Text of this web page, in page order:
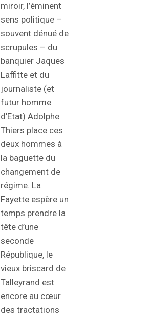
miroir, l’éminent
sens politique –
souvent dénué de
scrupules – du
banquier Jaques
Laffitte et du
journaliste (et
futur homme
d’Etat) Adolphe
Thiers place ces
deux hommes à
la baguette du
changement de
régime. La
Fayette espère un
temps prendre la
tête d’une
seconde
République, le
vieux briscard de
Talleyrand est
encore au cœur
des tractations